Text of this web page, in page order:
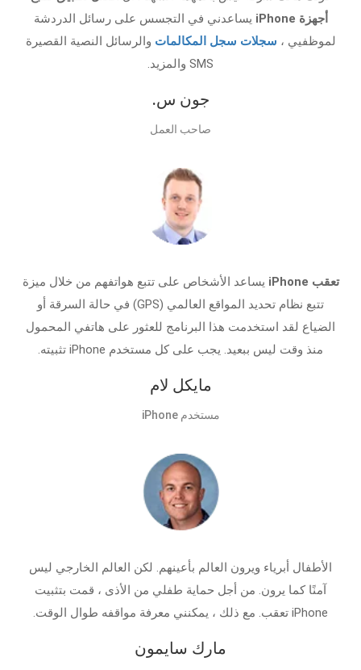
أجهزة iPhone
يساعدني في التجسس على رسائل الدردشة
لموظفيي ، سجلات سجل المكالمات والرسائل النصية القصيرة
SMS والمزيد.
جون س.
صاحب العمل
تعقب iPhone
يساعد الأشخاص على تتبع هواتفهم من خلال ميزة
تتبع نظام تحديد المواقع العالمي (GPS) في حالة السرقة أو
الضياع لقد استخدمت هذا البرنامج للعثور على هاتفي المحمول
منذ وقت ليس ببعيد. يجب على كل مستخدم iPhone تثبيته.
مايكل لام
مستخدم iPhone
الأطفال أبرياء ويرون العالم بأعينهم. لكن العالم الخارجي ليس
آمنًا كما يرون. من أجل حماية طفلي من الأذى ، قمت بتثبيت
iPhone تعقب. مع ذلك ، يمكنني معرفة مواقفه طوال الوقت.
مارك سايمون